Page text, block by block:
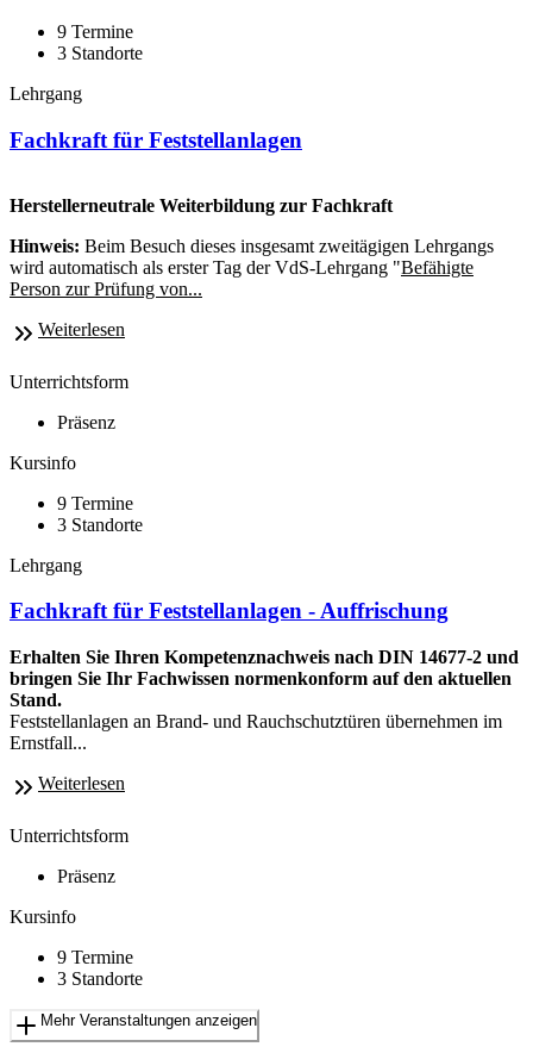
9 Termine
3 Standorte
Lehrgang
Fachkraft für Feststellanlagen
Herstellerneutrale Weiterbildung zur Fachkraft
Hinweis: Beim Besuch dieses insgesamt zweitägigen Lehrgangs
wird automatisch als erster Tag der VdS-Lehrgang "Befähigte
Person zur Prüfung von...
Weiterlesen
Unterrichtsform
Präsenz
Kursinfo
9 Termine
3 Standorte
Lehrgang
Fachkraft für Feststellanlagen - Auffrischung
Erhalten Sie Ihren Kompetenznachweis nach DIN 14677-2 und
bringen Sie Ihr Fachwissen normenkonform auf den aktuellen
Stand.
Feststellanlagen an Brand- und Rauchschutztüren übernehmen im
Ernstfall...
Weiterlesen
Unterrichtsform
Präsenz
Kursinfo
9 Termine
3 Standorte
Mehr Veranstaltungen anzeigen